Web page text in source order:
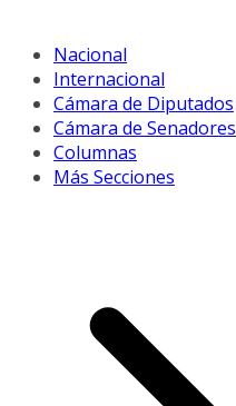
Nacional
Internacional
Cámara de Diputados
Cámara de Senadores
Columnas
Más Secciones